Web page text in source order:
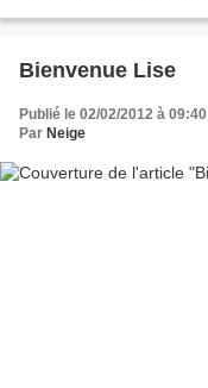
Bienvenue Lise
Publié le 02/02/2012 à 09:40
Par Neige